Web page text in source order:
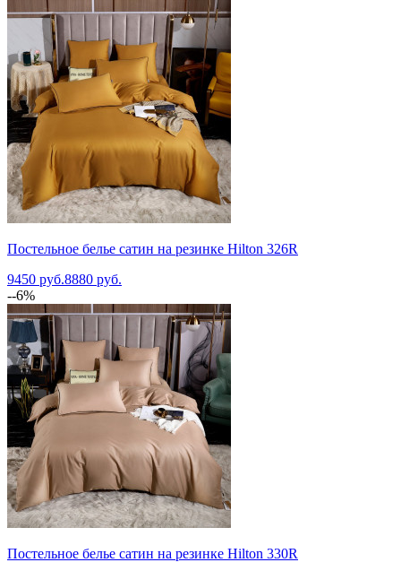
Постельное белье сатин на резинке Hilton 326R
9450 руб.8880 руб.
--6%
Постельное белье сатин на резинке Hilton 330R